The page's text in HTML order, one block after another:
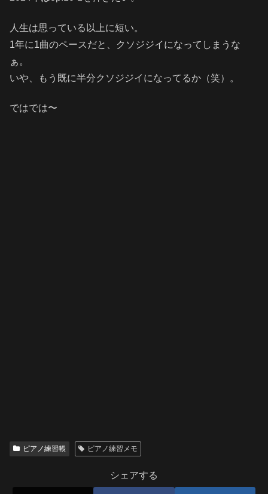
人生は思っている以上に短い。
1年に1曲のペースだと、クソジジイになってしまうな
ぁ。
いや、もう既に半分クソジジイになってるか（笑）。
ではでは〜
ピアノ練習帳 ピアノ練習メモ
シェアする